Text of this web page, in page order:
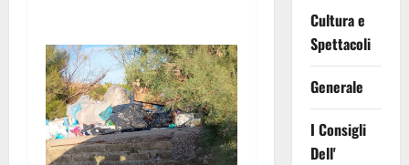
Cultura e
Spettacoli
Generale
I Consigli
Dell'